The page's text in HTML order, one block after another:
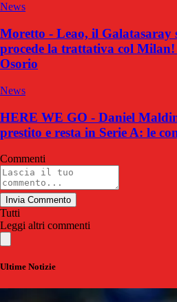
News
Moretto - Leao, il Galatasaray
procede la trattativa col
Osorio
News
HERE WE GO - Daniel
prestito e resta in Serie A: le
Commenti
Invia Commento
Tutti
Leggi altri commenti
Ultime Notizie